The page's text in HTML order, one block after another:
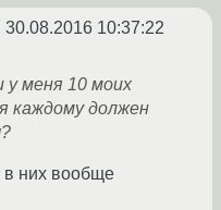
30.08.2016 10:37:22
меня 10 моих
каждому должен
в них вообще